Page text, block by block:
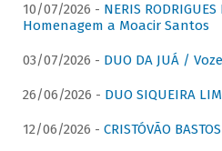
10/07/2026 - NERIS
Homenagem a Moacir Santos
03/07/2026 - DUO DA JUÁ /
26/06/2026 - DUO SIQUEIRA
12/06/2026 - CRISTÓVÃO